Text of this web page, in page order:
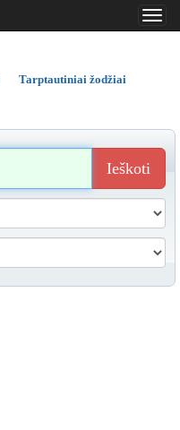
..
..
Tarptautiniai žodžiai
Ieškoti